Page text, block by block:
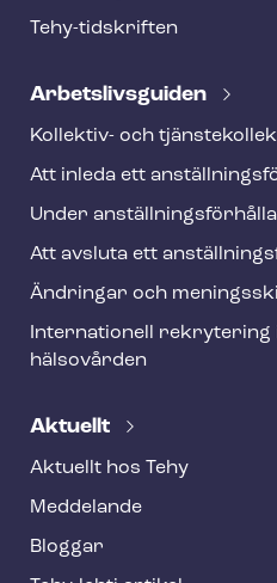
Tehy-​tidskriften
Ar­bets­livs­gui­den
Kollektiv- och
Att inleda ett
Under
Att avsluta ett
Ändringar och
Internationell rekrytering
hälsovården
Aktuellt
Aktuellt hos Tehy
Meddelande
Bloggar